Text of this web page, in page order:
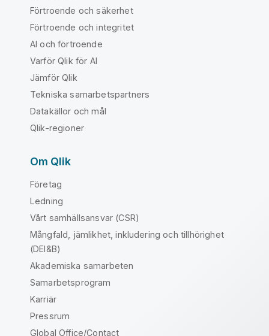
Förtroende och säkerhet
Förtroende och integritet
AI och förtroende
Varför Qlik för AI
Jämför Qlik
Tekniska samarbetspartners
Datakällor och mål
Qlik-regioner
Om Qlik
Företag
Ledning
Vårt samhällsansvar (CSR)
Mångfald, jämlikhet, inkludering och tillhörighet
(DEI&B)
Akademiska samarbeten
Samarbetsprogram
Karriär
Pressrum
Global Office/Contact